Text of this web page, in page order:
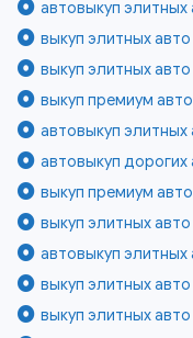
автовыкуп элитных
выкуп элитных
выкуп элитных авто
выкуп премиум
автовыкуп элитных
автовыкуп
выкуп премиум
выкуп элитных
автовыкуп
выкуп элитных
выкуп элитных